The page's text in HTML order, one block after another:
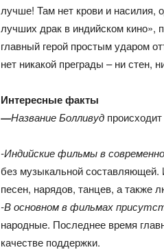
лучше! Там нет крови и насилия,
лучших драк в индийском кино»,
главный герой простым ударом
нет никакой преграды – ни стен,
Интересные факты
—Название Болливуд
-Индийские фильмы в
без музыкальной составляющей.
песен, нарядов, танцев, а также
-В основном в фильмах
народные. Последнее время
качестве поддержки.